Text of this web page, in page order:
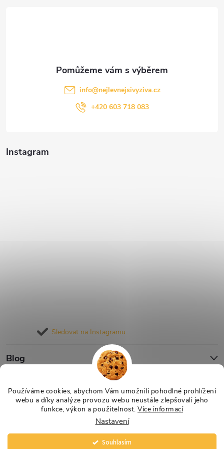
Používáme cookies, abychom Vám umožnili pohodlné prohlížení
webu a díky analýze provozu webu neustále zlepšovali jeho
funkce, výkon a použitelnost. Více informací
Nastavení
Souhlasím
Instagram
Sledovat na Instagramu
Blog
Informace pro vás
info@nejlevnejsivyziva.cz
+420 603 718 083
Vytvořil Shoptet
Nejlevnější Výživa. Všechna práva vyhrazena.